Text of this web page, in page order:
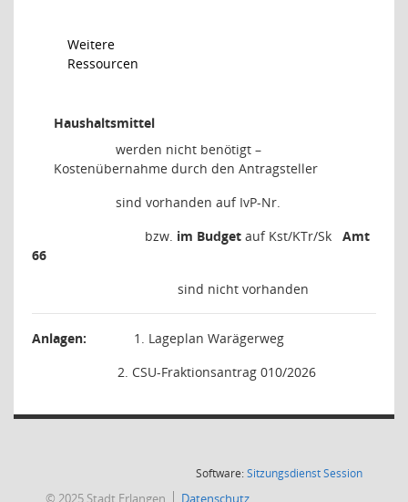
Weitere
Ressourcen
Haushaltsmittel
werden nicht benötigt –
Kostenübernahme durch den Antragsteller
sind vorhanden auf IvP-Nr.
bzw. im Budget auf Kst/KTr/Sk
Amt
66
sind nicht vorhanden
Anlagen:
1. Lageplan Warägerweg
2. CSU-Fraktionsantrag 010/2026
Software:SitzungsdienstSession(Wird in
© 2025 Stadt Erlangen Datenschutz